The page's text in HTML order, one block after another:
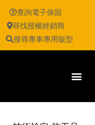
查詢電子保固
尋找授權經銷商
搜尋專車專用版型